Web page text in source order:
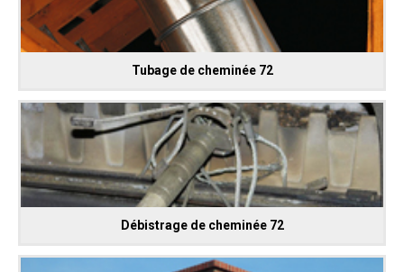
Tubage de cheminée 72
Débistrage de cheminée 72